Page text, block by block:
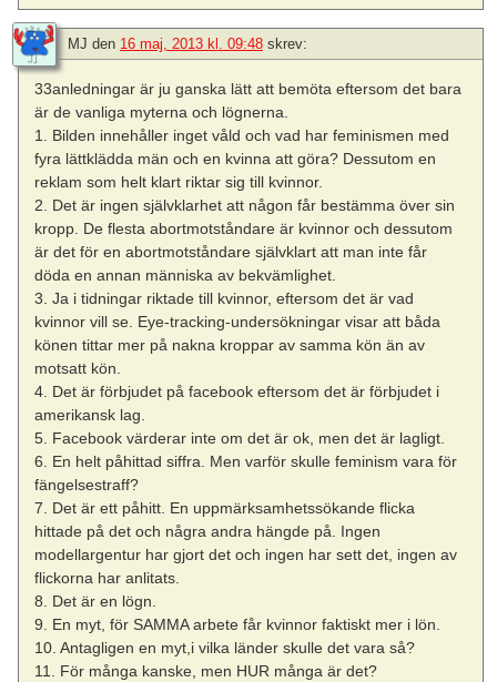
MJ den 16 maj, 2013 kl. 09:48 skrev:
33anledningar är ju ganska lätt att bemöta eftersom det bara
är de vanliga myterna och lögnerna.
1. Bilden innehåller inget våld och vad har feminismen med
fyra lättklädda män och en kvinna att göra? Dessutom en
reklam som helt klart riktar sig till kvinnor.
2. Det är ingen självklarhet att någon får bestämma över sin
kropp. De flesta abortmotståndare är kvinnor och dessutom
är det för en abortmotståndare självklart att man inte får
döda en annan människa av bekvämlighet.
3. Ja i tidningar riktade till kvinnor, eftersom det är vad
kvinnor vill se. Eye-tracking-undersökningar visar att båda
könen tittar mer på nakna kroppar av samma kön än av
motsatt kön.
4. Det är förbjudet på facebook eftersom det är förbjudet i
amerikansk lag.
5. Facebook värderar inte om det är ok, men det är lagligt.
6. En helt påhittad siffra. Men varför skulle feminism vara för
fängelsestraff?
7. Det är ett påhitt. En uppmärksamhetssökande flicka
hittade på det och några andra hängde på. Ingen
modellargentur har gjort det och ingen har sett det, ingen av
flickorna har anlitats.
8. Det är en lögn.
9. En myt, för SAMMA arbete får kvinnor faktiskt mer i lön.
10. Antagligen en myt,i vilka länder skulle det vara så?
11. För många kanske, men HUR många är det?